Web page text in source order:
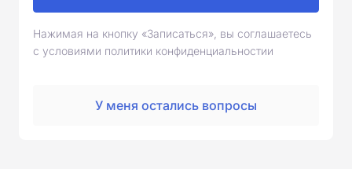
Нажимая на кнопку «Записаться», вы соглашаетесь
с условиями политики конфиденциальностии
У меня остались вопросы